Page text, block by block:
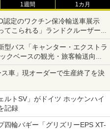
1週間 1カ月
認定のワクチン保冷輸送車展示
てこられる」ランドクルーザーで
型バス「キャンター・エクストラ
クベースの観光・旅客輸送向け
車」現オーダーで生産終了を決
ルトSV」がドイツ ホッケンハイ
記録
四輪バギー「グリズリーEPS XT-